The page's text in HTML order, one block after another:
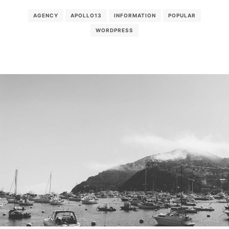
AGENCY APOLLO13 INFORMATION POPULAR
WORDPRESS